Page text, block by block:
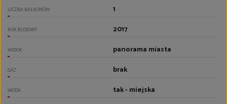
LICZBA BALKONÓW 1
ROK BUDOWY 2017
WIDOK panorama miasta
GAZ brak
WODA tak - miejska